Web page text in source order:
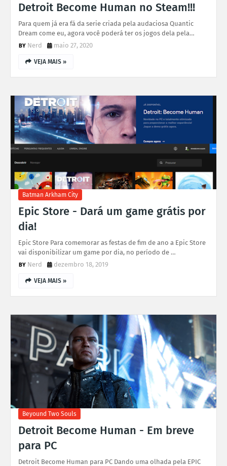
Detroit Become Human no Steam!!!
Para quem já era fá da serie criada pela audaciosa Quantic
Dream come eu, agora você poderá ter os jogos dela pela…
Nerd
maio 27, 2020
VEJA MAIS »
Batman Arkham City
Epic Store - Dará um game grátis por
dia!
Epic Store Para comemorar as festas de fim de ano a Epic Store
vai disponibilizar um game por dia, no período de …
Nerd
dezembro 18, 2019
VEJA MAIS »
Beyound Two Souls
Detroit Become Human - Em breve
para PC
Detroit Become Human para PC Dando uma olhada pela EPIC